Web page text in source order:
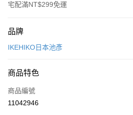
宅配滿NT$299免運
信用卡一次付款
Apple Pay
悠遊付
品牌
IKEHIKO日本池彥
商品特色
商品編號
11042946